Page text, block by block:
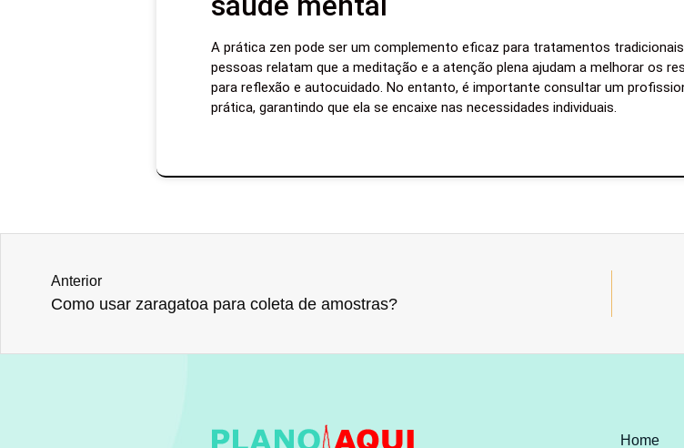
A prática zen pode ser um complemento eficaz para tratamentos
pessoas relatam que a meditação e a atenção plena ajudam a melhorar os
para reflexão e autocuidado. No entanto, é importante consultar um
prática, garantindo que ela se encaixe nas necessidades individuais.
Anterior
Como usar zaragatoa para coleta de amostras?
Home